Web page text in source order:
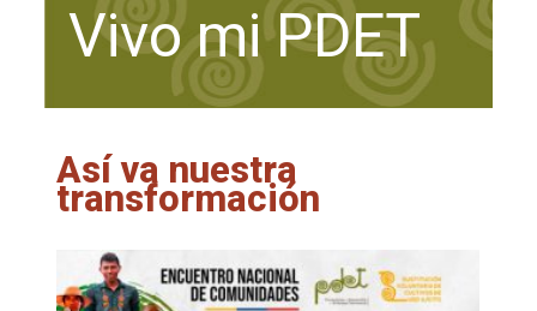
Vivo mi PDET
Así va nuestra
transformación